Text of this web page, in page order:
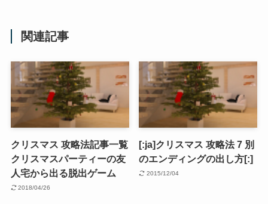
関連記事
クリスマス 攻略法記事一覧
クリスマスパーティーの友
人宅から出る脱出ゲーム
2018/04/26
[:ja]クリスマス 攻略法 7 別
のエンディングの出し方[:]
2015/12/04